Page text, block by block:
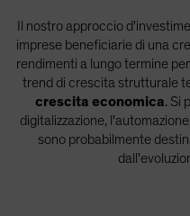
Il nostro approccio
imprese beneficiarie di una
rendimenti a lungo termine
trend di crescita strutturale
crescita economica. Si
digitalizzazione,
sono probabilmente